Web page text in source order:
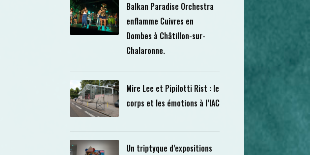
Balkan Paradise Orchestra
enflamme Cuivres en
Dombes à Châtillon-sur-
Chalaronne.
Mire Lee et Pipilotti Rist : le
corps et les émotions à l’IAC
Un triptyque d’expositions